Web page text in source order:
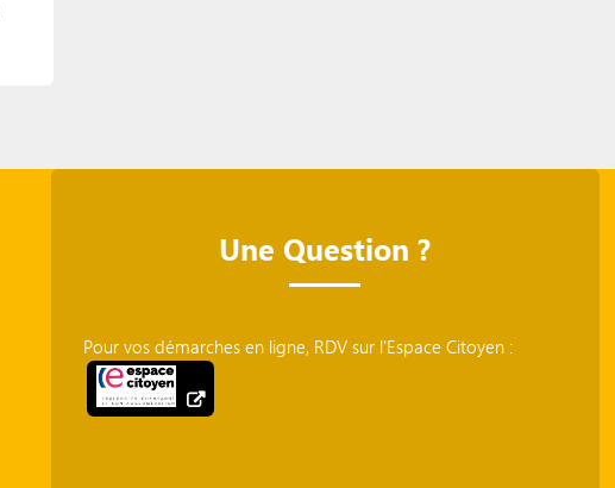
Une Question ?
Pour vos démarches en ligne, RDV sur l'Espace Citoyen :